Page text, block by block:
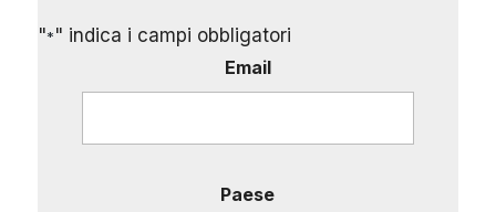
"*" indica i campi obbligatori
Email
Paese